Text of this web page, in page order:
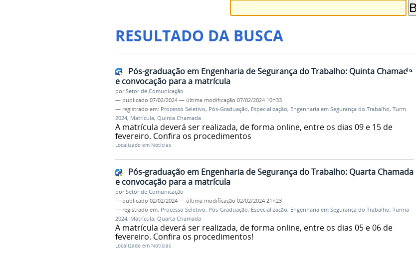
RESULTADO DA BUSCA
Pós-graduação em Engenharia de Segurança do Trabalho: Quinta Chamada
e convocação para a matrícula
porSetor de Comunicação
— publicado 07/02/2024 — última modificação 07/02/2024 10h33
— registrado em: Processo Seletivo, Pós-Graduação, Especialização, Engenharia em Segurança do Trabalho, Turma
2024, Matrícula, Quinta Chamada
A matrícula deverá ser realizada, de forma online, entre os dias 09 e 15 de
fevereiro. Confira os procedimentos
Localizado em Notícias
Pós-graduação em Engenharia de Segurança do Trabalho: Quarta Chamada
e convocação para a matrícula
porSetor de Comunicação
— publicado 02/02/2024 — última modificação 02/02/2024 21h23
— registrado em: Processo Seletivo, Pós-Graduação, Especialização, Engenharia em Segurança do Trabalho, Turma
2024, Matrícula, Quarta Chamada
A matrícula deverá ser realizada, de forma online, entre os dias 05 e 06 de
fevereiro. Confira os procedimentos!
Localizado em Notícias